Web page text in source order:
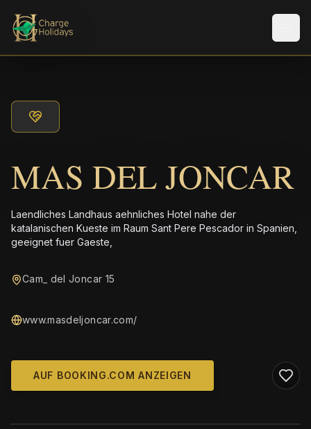
MAS DEL JONCAR
Laendliches Landhaus aehnliches Hotel nahe der
katalanischen Kueste im Raum Sant Pere Pescador in Spanien,
geeignet fuer Gaeste,
Cam_ del Joncar 15
www.masdeljoncar.com/
AUF BOOKING.COM ANZEIGEN